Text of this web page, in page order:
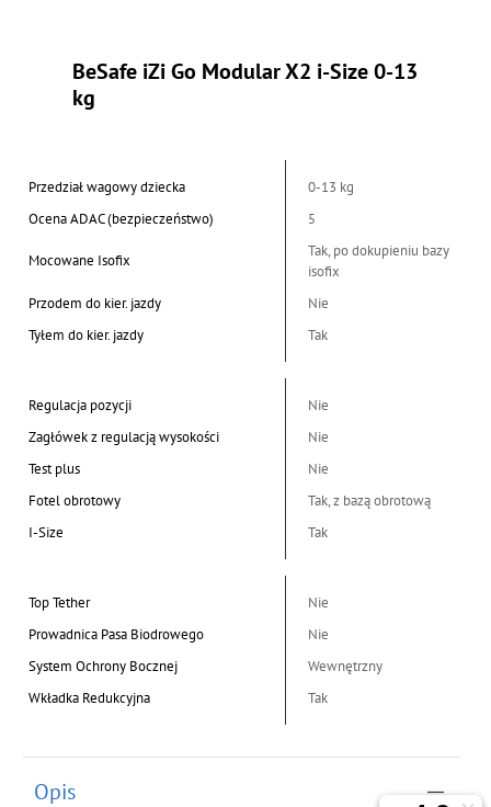
BeSafe iZi Go Modular X2 i-Size 0-13
kg
Przedział wagowy dziecka
0-13 kg
Ocena ADAC (bezpieczeństwo)
5
Mocowane Isofix
Tak, po dokupieniu bazy
isofix
Przodem do kier. jazdy
Nie
Tyłem do kier. jazdy
Tak
Regulacja pozycji
Nie
Zagłówek z regulacją wysokości
Nie
Test plus
Nie
Fotel obrotowy
Tak, z bazą obrotową
I-Size
Tak
Top Tether
Nie
Prowadnica Pasa Biodrowego
Nie
System Ochrony Bocznej
Wewnętrzny
Wkładka Redukcyjna
Tak
Opis